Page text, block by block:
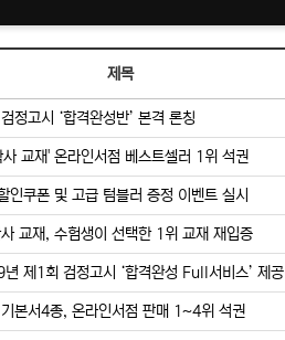
제목
정고시 ‘합격완성반’ 본격 론칭
교재' 온라인서점 베스트셀러 1위 석권
인쿠폰 및 고급 텀블러 증정 이벤트 실시
교재, 수험생이 선택한 1위 교재 재입증
제1회 검정고시 ‘합격완성 Full서비스’ 제공
본서4종, 온라인서점 판매 1~4위 석권